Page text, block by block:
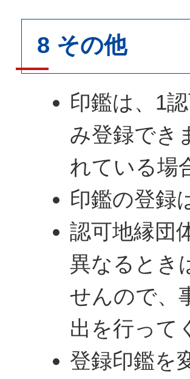
8 その他
印鑑は、1
み登録でき
れている場
印鑑の登録
認可地縁団
異なるとき
せんので、
出を行って
登録印鑑を